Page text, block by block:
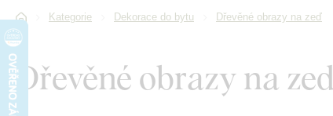
Kategorie Dekorace do bytu Dřevěné obrazy na zeď
Dřevěné obrazy na